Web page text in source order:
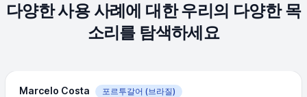
다양한 사용 사례에 대한 우리의 다양한 목
소리를 탐색하세요
Marcelo Costa 포르투갈어 (브라질)